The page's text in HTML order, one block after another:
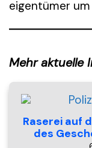
eigentümer
Mehr aktuelle
Raserei auf
des